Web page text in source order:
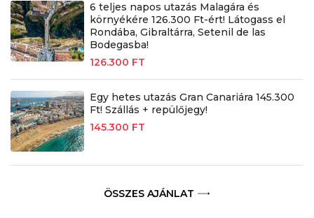
6 teljes napos utazás Malagára és
környékére 126.300 Ft-ért! Látogass el
Rondába, Gibraltárra, Setenil de las
Bodegasba!
126.300 FT
Egy hetes utazás Gran Canariára 145.300
Ft! Szállás + repülőjegy!
145.300 FT
ÖSSZES AJÁNLAT